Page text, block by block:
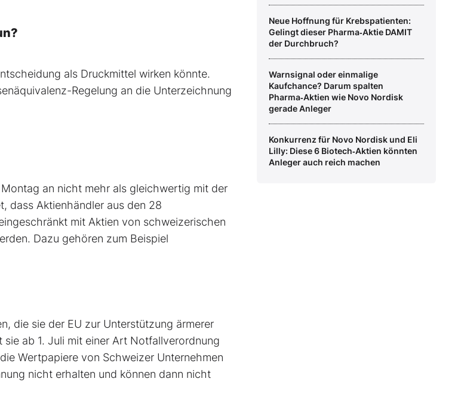
als Druckmittel wirken könnte.
Regelung an die Unterzeichnung
an nicht mehr als gleichwertig mit der
dass Aktienhändler aus den 28
mit Aktien von schweizerischen
Dazu gehören zum Beispiel
die sie der EU zur Unterstützung ärmerer
ab 1. Juli mit einer Art Notfallverordnung
Wertpapiere von Schweizer Unternehmen
nicht erhalten und können dann nicht
Neue Hoffnung für Krebspatienten:
Gelingt dieser Pharma‑Aktie DAMIT
der Durchbruch?
Warnsignal oder einmalige
Kaufchance? Darum spalten
Pharma‑Aktien wie Novo Nordisk
gerade Anleger
Konkurrenz für Novo Nordisk und Eli
Lilly: Diese 6 Biotech‑Aktien könnten
Anleger auch reich machen